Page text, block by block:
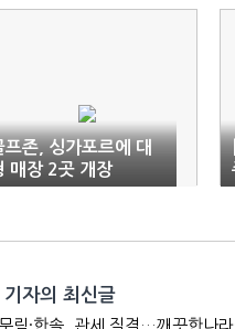
프존, 싱가포르에 대
매장 2곳 개장
기자의 최신글
림·한솔, 관세 직격…깨끗한나